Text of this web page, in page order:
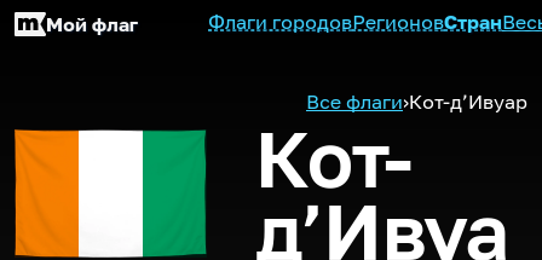
Мой флаг Флаги городовРегионовСтран
Все флаги›Кот-д’Ивуар
Кот-
д’Ивуа